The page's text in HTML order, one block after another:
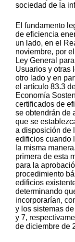
sociedad de la
El fundamento
de eficiencia
un lado, en el
noviembre, por
Ley General
Usuarios y otras
otro lado y en
el artículo 83.3
Economía
certificados de
se obtendrán de
que se
a disposición de
edificios cuando
la misma
primera de esta
para la
procedimiento
edificios
determinando
incorporarían,
y los sistemas
y 7,
de diciembre de